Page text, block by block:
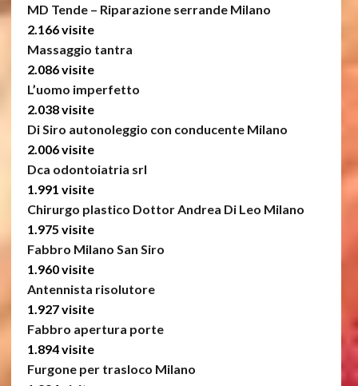
MD Tende – Riparazione serrande Milano
2.166 visite
Massaggio tantra
2.086 visite
L’uomo imperfetto
2.038 visite
Di Siro autonoleggio con conducente Milano
2.006 visite
Dca odontoiatria srl
1.991 visite
Chirurgo plastico Dottor Andrea Di Leo Milano
1.975 visite
Fabbro Milano San Siro
1.960 visite
Antennista risolutore
1.927 visite
Fabbro apertura porte
1.894 visite
Furgone per trasloco Milano